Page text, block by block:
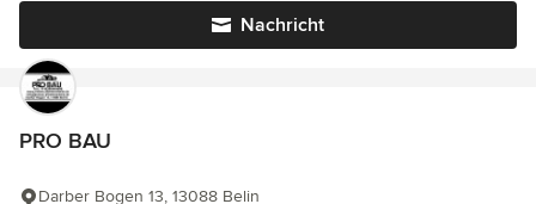
Nachricht
PRO BAU
Darber Bogen 13, 13088 Belin